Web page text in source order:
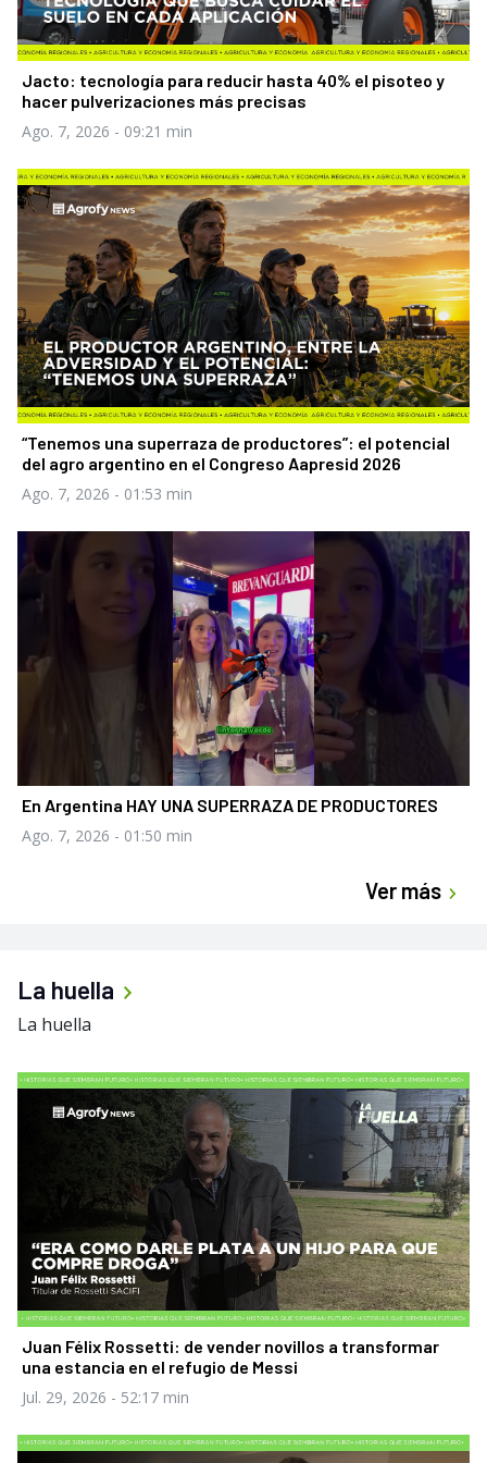
Jacto: tecnología para reducir hasta 40% el pisoteo y
hacer pulverizaciones más precisas
Ago. 7, 2026 - 09:21 min
“Tenemos una superraza de productores”: el potencial
del agro argentino en el Congreso Aapresid 2026
Ago. 7, 2026 - 01:53 min
En Argentina HAY UNA SUPERRAZA DE PRODUCTORES
Ago. 7, 2026 - 01:50 min
Ver más
La huella
La huella
Juan Félix Rossetti: de vender novillos a transformar
una estancia en el refugio de Messi
Jul. 29, 2026 - 52:17 min